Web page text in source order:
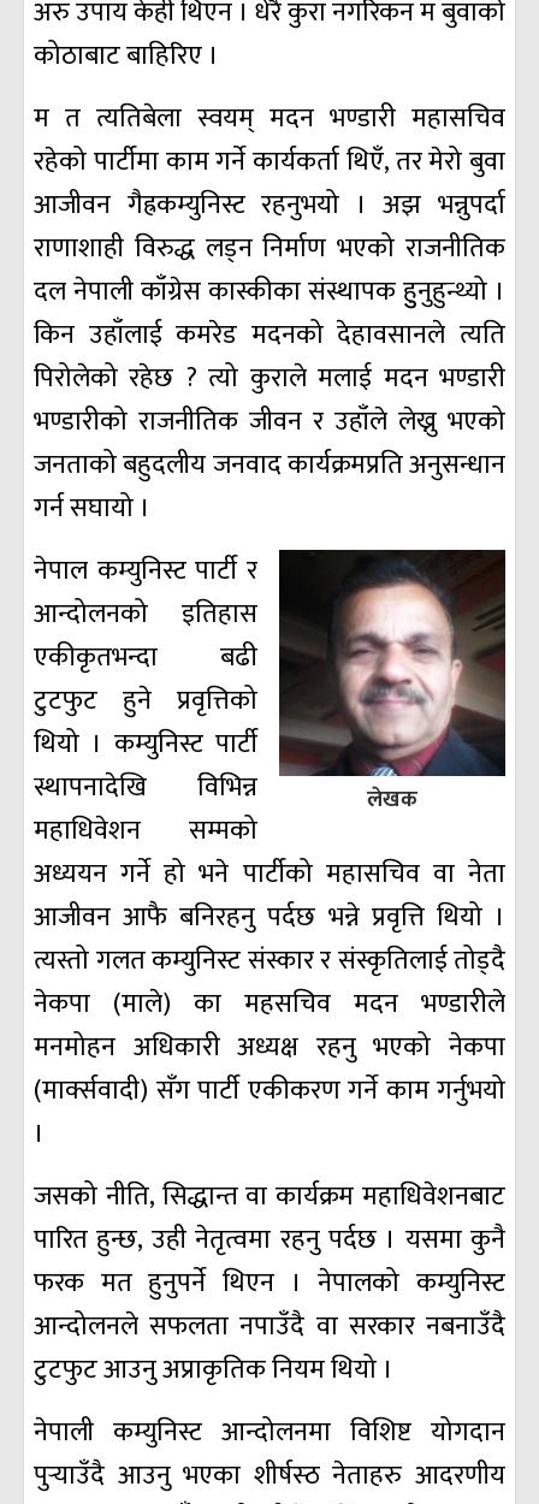
अरु उपाय केही थिएन । धेरै कुरा नगरिकन म बुवाको
कोठाबाट बाहिरिए ।
म त त्यतिबेला स्वयम् मदन भण्डारी महासचिव
रहेको पार्टीमा काम गर्ने कार्यकर्ता थिएँ, तर मेरो बुवा
आजीवन गैह्रकम्युनिस्ट रहनुभयो । अझ भन्नुपर्दा
राणाशाही विरुद्ध लड्न निर्माण भएको राजनीतिक
दल नेपाली काँग्रेस कास्कीका संस्थापक हुुनुहुन्थ्यो ।
किन उहाँलाई कमरेड मदनको देहावसानले त्यति
पिरोलेको रहेछ ? त्यो कुराले मलाई मदन भण्डारी
भण्डारीको राजनीतिक जीवन र उहाँले लेख्नु भएको
जनताको बहुदलीय जनवाद कार्यक्रमप्रति अनुसन्धान
गर्न सघायो ।
लेखक
नेपाल कम्युनिस्ट पार्टी र
आन्दोलनको इतिहास
एकीकृतभन्दा बढी
टुटफुट हुने प्रवृत्तिको
थियो । कम्युनिस्ट पार्टी
स्थापनादेखि विभिन्न
महाधिवेशन सम्मको
अध्ययन गर्ने हो भने पार्टीको महासचिव वा नेता
आजीवन आफै बनिरहनु पर्दछ भन्ने प्रवृत्ति थियो ।
त्यस्तो गलत कम्युनिस्ट संस्कार र संस्कृतिलाई तोड्दै
नेकपा (माले) का महसचिव मदन भण्डारीले
मनमोहन अधिकारी अध्यक्ष रहनु भएको नेकपा
(मार्क्सवादी) सँग पार्टी एकीकरण गर्ने काम गर्नुभयो
।
जसको नीति, सिद्धान्त वा कार्यक्रम महाधिवेशनबाट
पारित हुन्छ, उही नेतृत्वमा रहनु पर्दछ । यसमा कुनै
फरक मत हुनुपर्ने थिएन । नेपालको कम्युनिस्ट
आन्दोलनले सफलता नपाउँदै वा सरकार नबनाउँदै
टुटफुट आउनु अप्राकृतिक नियम थियो ।
नेपाली कम्युनिस्ट आन्दोलनमा विशिष्ट योगदान
पुर्‍याउँदै आउनु भएका शीर्षस्ठ नेताहरु आदरणीय